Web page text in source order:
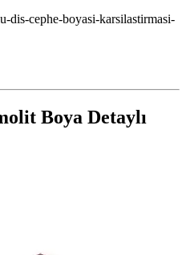
dis-cephe-boyasi-karsilastirmasi-
Boya Detaylı